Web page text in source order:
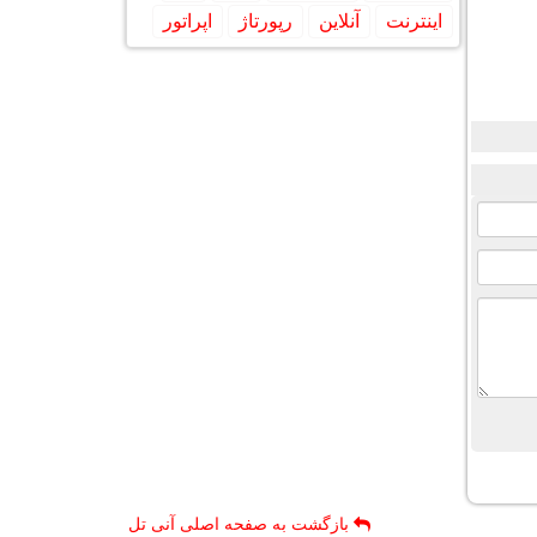
اینترنت
آنلاین رپورتاژ اپراتور
بازگشت به صفحه اصلی آنی تل